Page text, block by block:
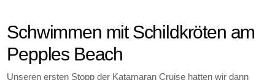
Schwimmen mit Schildkröten am
Pepples Beach
Unseren ersten Stopp der Katamaran Cruise hatten wir dann